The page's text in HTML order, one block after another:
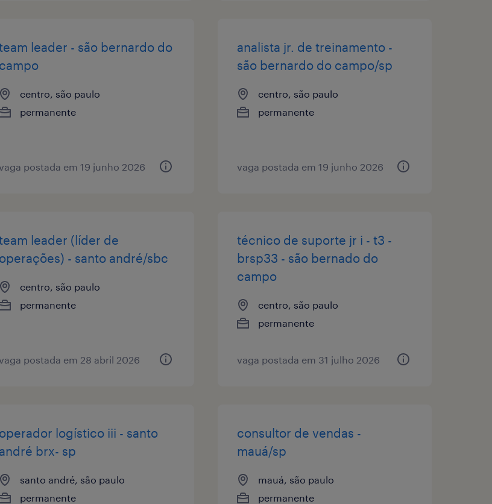
leader - são bernardo do
campo
centro, são paulo
permanente
vaga postada em 19 junho 2026
analista jr. de treinamento -
são bernardo do campo/sp
centro, são paulo
permanente
vaga postada em 19 junho 2026
leader (líder de
operações) - santo andré/sbc
centro, são paulo
permanente
vaga postada em 28 abril 2026
técnico de suporte jr i - t3 -
brsp33 - são bernado do
campo
centro, são paulo
permanente
vaga postada em 31 julho 2026
operador logístico iii - santo
andré brx- sp
santo andré, são paulo
permanente
consultor de vendas -
mauá/sp
mauá, são paulo
permanente